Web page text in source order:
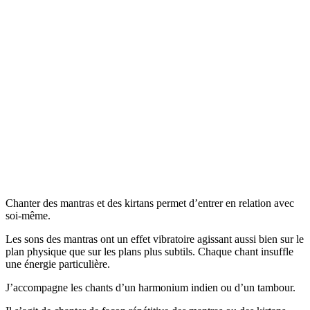
Chanter des mantras et des kirtans permet d’entrer en relation avec
soi-même.
Les sons des mantras ont un effet vibratoire agissant aussi bien sur le
plan physique que sur les plans plus subtils. Chaque chant insuffle
une énergie particulière.
J’accompagne les chants d’un harmonium indien ou d’un tambour.